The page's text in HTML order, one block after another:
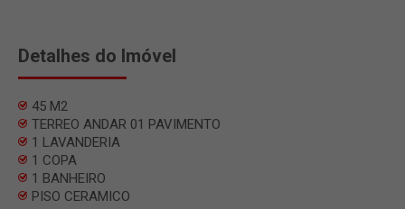
Detalhes do Imóvel
45 M2
TERREO ANDAR 01 PAVIMENTO
1 LAVANDERIA
1 COPA
1 BANHEIRO
PISO CERAMICO